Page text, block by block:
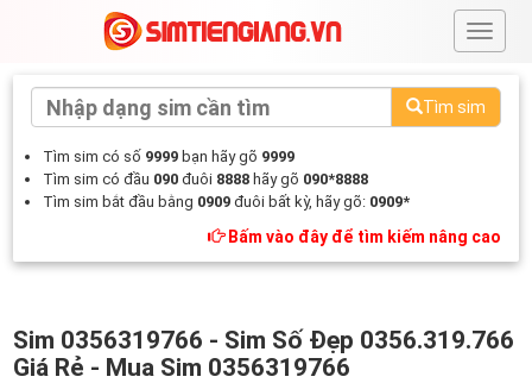
#
Tìm sim
Tìm sim có số 9999 bạn hãy gõ 9999
Tìm sim có đầu 090 đuôi 8888 hãy gõ 090*8888
Tìm sim bắt đầu bằng 0909 đuôi bất kỳ, hãy gõ: 0909*
Bấm vào đây để tìm kiếm nâng cao
Sim 0356319766 - Sim Số Đẹp 0356.319.766
Giá Rẻ - Mua Sim 0356319766